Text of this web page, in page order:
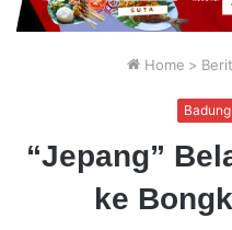
Home >
Badung
“Jepang”
ke